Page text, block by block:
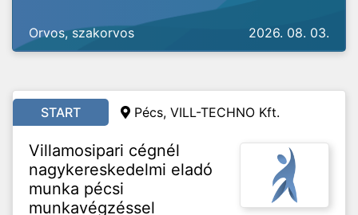
Orvos, szakorvos 2026. 08. 03.
START Pécs, VILL-TECHNO Kft.
Villamosipari cégnél
nagykereskedelmi eladó
munka pécsi
munkavégzéssel